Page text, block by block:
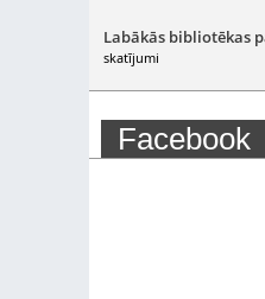
Labākās bibliotēkas
skatījumi
Facebook